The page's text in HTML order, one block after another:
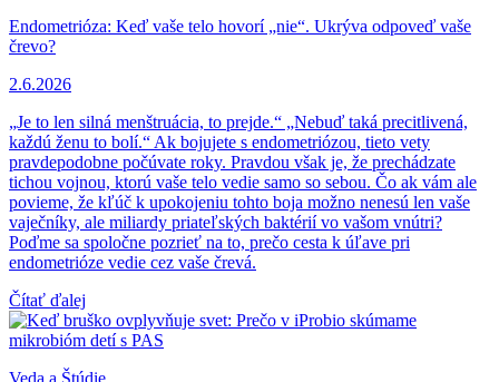
Endometrióza: Keď vaše telo hovorí „nie“. Ukrýva odpoveď vaše
črevo?
2.6.2026
„Je to len silná menštruácia, to prejde.“ „Nebuď taká precitlivená,
každú ženu to bolí.“ Ak bojujete s endometriózou, tieto vety
pravdepodobne počúvate roky. Pravdou však je, že prechádzate
tichou vojnou, ktorú vaše telo vedie samo so sebou. Čo ak vám ale
povieme, že kľúč k upokojeniu tohto boja možno nenesú len vaše
vaječníky, ale miliardy priateľských baktérií vo vašom vnútri?
Poďme sa spoločne pozrieť na to, prečo cesta k úľave pri
endometrióze vedie cez vaše črevá.
Čítať ďalej